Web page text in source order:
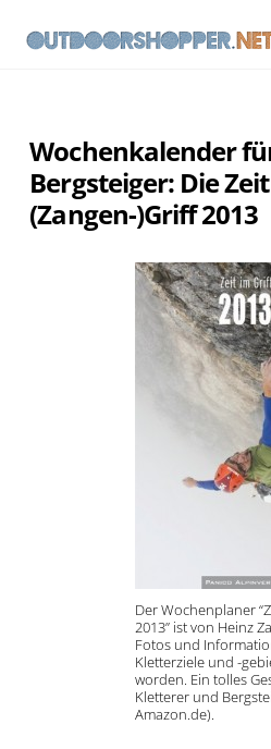
content
Wochenkalender
Bergsteiger: Die
(Zangen-)Griff 2013
Der Wochenplaner
2013” ist von Heinz
Fotos und
Kletterziele und -
worden. Ein tolles
Kletterer und
Amazon.de).